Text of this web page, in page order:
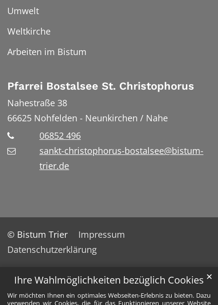
Ihre Wahlmöglichkeiten bezüglich Cookies
Wir möchten Ihnen ein optimales Webseiten-Erlebnis zu bieten. Dazu
verwenden wir Cookies, die für das Funktionieren unserer Website
✕
Umwelt
Weltkirche
Arbeiten im Bistum
Pfarrei Bostalsee St. Christophorus
Nahestraße 38
66625 Nohfelden - Neunkirchen / Nahe
06852 496
sankt-christophorus-bostalsee@bistum-
trier.de
© Bistum Trier
Impressum
Datenschutzerklärung